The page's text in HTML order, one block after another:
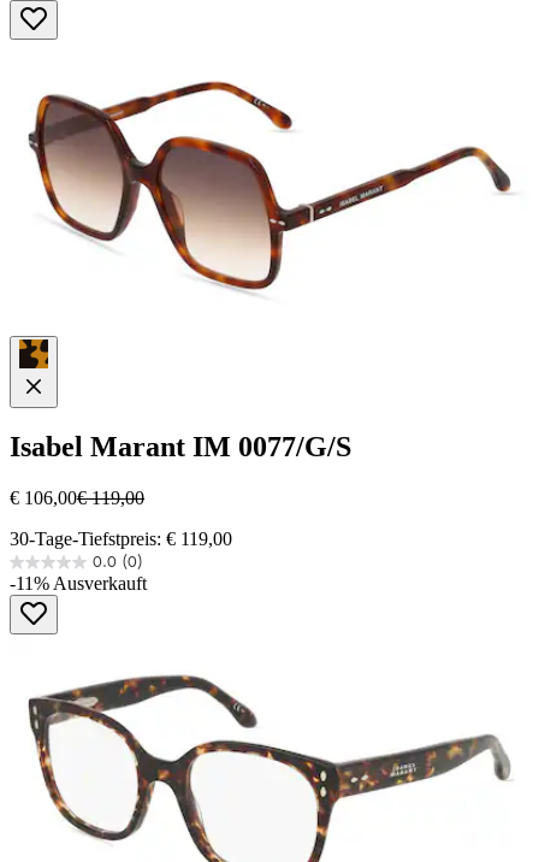
Sternen.
Isabel Marant IM 0077/G/S
€ 106,00€ 119,00
30-Tage-Tiefstpreis: € 119,00
0.0 (0)
0.0
von
Sternen.
-11% Ausverkauft